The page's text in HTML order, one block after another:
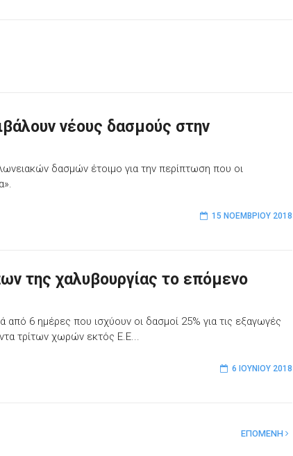
νέους δασμούς στην
δασμών έτοιμο για την περίπτωση που οι
15 ΝΟΕΜΒΡΊΟΥ 2018
της χαλυβουργίας το επόμενο
6 ημέρες που ισχύουν οι δασμοί 25% για τις εξαγωγές
τρίτων χωρών εκτός Ε.Ε...
6 ΙΟΥΝΊΟΥ 2018
ΕΠΟΜΕΝΗ